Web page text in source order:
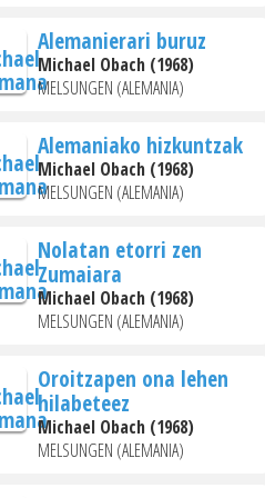
Alemanierari buruz
Michael Obach (1968)
MELSUNGEN (ALEMANIA)
Alemaniako hizkuntzak
Michael Obach (1968)
MELSUNGEN (ALEMANIA)
Nolatan etorri zen
Zumaiara
Michael Obach (1968)
MELSUNGEN (ALEMANIA)
Oroitzapen ona lehen
hilabeteez
Michael Obach (1968)
MELSUNGEN (ALEMANIA)